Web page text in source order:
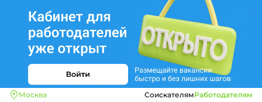
Москва СоискателямРаботодателям